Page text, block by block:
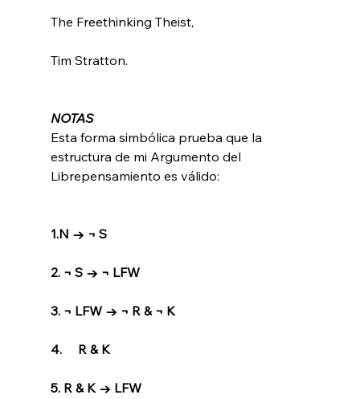
The Freethinking Theist,
Tim Stratton.
NOTAS
Esta forma simbólica prueba que la
estructura de mi Argumento del
Librepensamiento es válido:
1.N → ¬ S
2. ¬ S → ¬ LFW
3. ¬ LFW → ¬ R & ¬ K
4.     R & K
5. R & K → LFW